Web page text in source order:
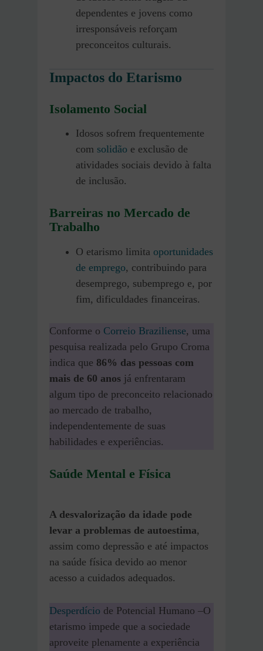
dependentes e jovens como
irresponsáveis reforçam
preconceitos culturais.
Impactos do Etarismo
Isolamento Social
Idosos sofrem frequentemente
com solidão e exclusão de
atividades sociais devido à falta
de inclusão.
Barreiras no Mercado de
Trabalho
O etarismo limita oportunidades
de emprego, contribuindo para
desemprego, subemprego e, por
fim, dificuldades financeiras.
Conforme o Correio Braziliense, uma
pesquisa realizada pelo Grupo Croma
indica que 86% das pessoas com
mais de 60 anos já enfrentaram
algum tipo de preconceito relacionado
ao mercado de trabalho,
independentemente de suas
habilidades e experiências.
Saúde Mental e Física
A desvalorização da idade pode
levar a problemas de autoestima,
assim como depressão e até impactos
na saúde física devido ao menor
acesso a cuidados adequados.
Desperdício de Potencial Humano –O
etarismo impede que a sociedade
aproveite plenamente a experiência